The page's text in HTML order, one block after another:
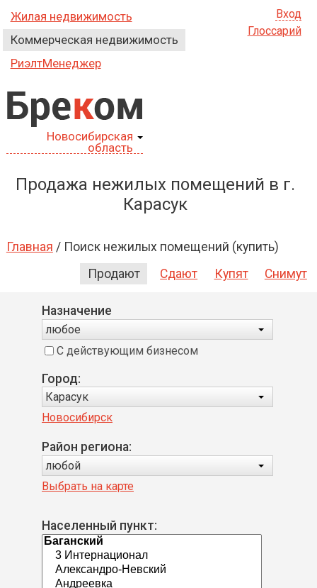
Жилая недвижимость
Коммерческая недвижимость
РиэлтМенеджер
Вход
Глоссарий
Бреком
Новосибирская
область
Продажа нежилых помещений в г.
Карасук
Главная / Поиск нежилых помещений (купить)
Продают
Сдают Купят Снимут
Назначение
любое
С действующим бизнесом
Город:
Карасук
Новосибирск
Район региона:
любой
Выбрать на карте
Населенный пункт: